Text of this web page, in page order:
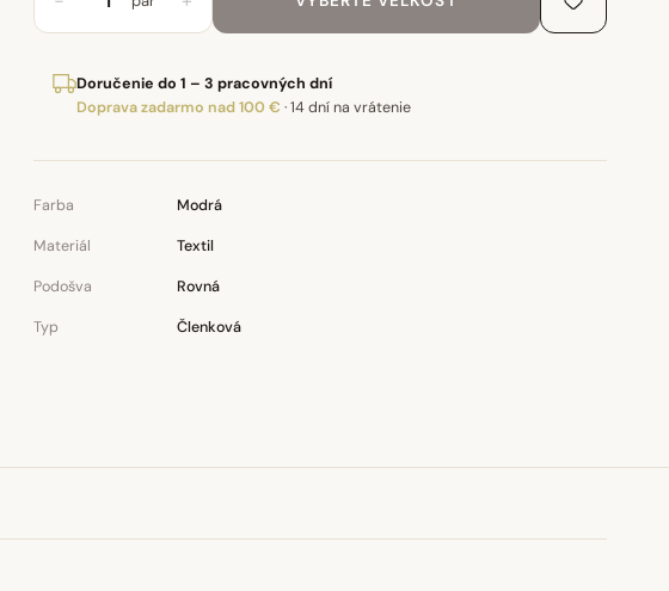
Doručenie do 1 – 3 pracovných dní
Doprava zadarmo nad 100 € ·14 dní na vrátenie
Farba Modrá
Materiál Textil
Podošva Rovná
Typ Členková